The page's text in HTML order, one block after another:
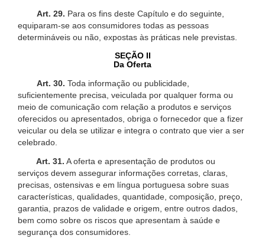
Art. 29. Para os fins deste Capítulo e do seguinte,
equiparam-se aos consumidores todas as pessoas
determináveis ou não, expostas às práticas nele previstas.
SEÇÃO II
Da Oferta
Art. 30. Toda informação ou publicidade,
suficientemente precisa, veiculada por qualquer forma ou
meio de comunicação com relação a produtos e serviços
oferecidos ou apresentados, obriga o fornecedor que a fizer
veicular ou dela se utilizar e integra o contrato que vier a ser
celebrado.
Art. 31. A oferta e apresentação de produtos ou
serviços devem assegurar informações corretas, claras,
precisas, ostensivas e em língua portuguesa sobre suas
características, qualidades, quantidade, composição, preço,
garantia, prazos de validade e origem, entre outros dados,
bem como sobre os riscos que apresentam à saúde e
segurança dos consumidores.